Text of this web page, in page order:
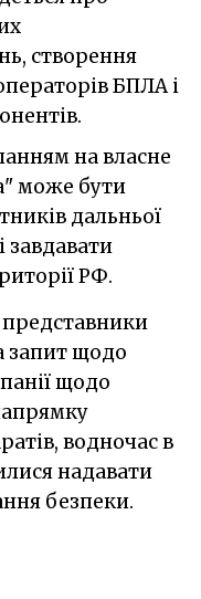
створення
БПЛА і
на власне
може бути
дальньої
завдавати
РФ.
запит щодо
щодо
водночас в
надавати
безпеки.